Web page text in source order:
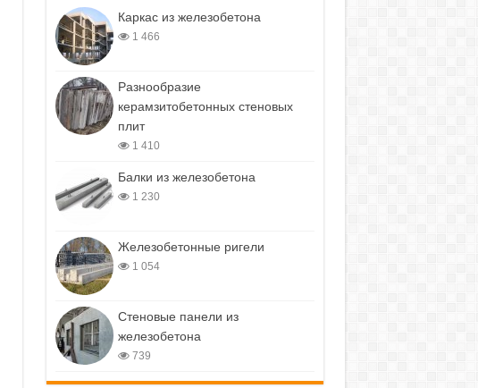
Каркас из железобетона
1 466
Разнообразие
керамзитобетонных стеновых
плит
1 410
Балки из железобетона
1 230
Железобетонные ригели
1 054
Стеновые панели из
железобетона
739